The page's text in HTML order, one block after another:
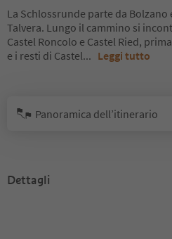
La Schlossrunde parte da Bolzano
Talvera. Lungo il cammino si
Castel Roncolo e Castel Ried,
e i resti di Castel... Leggi tutto
Panoramica dell’itinerario
Dettagli